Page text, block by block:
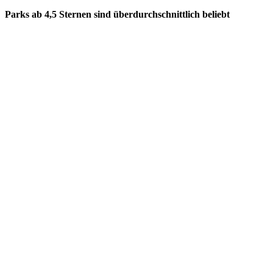
Parks ab 4,5 Sternen sind überdurchschnittlich beliebt